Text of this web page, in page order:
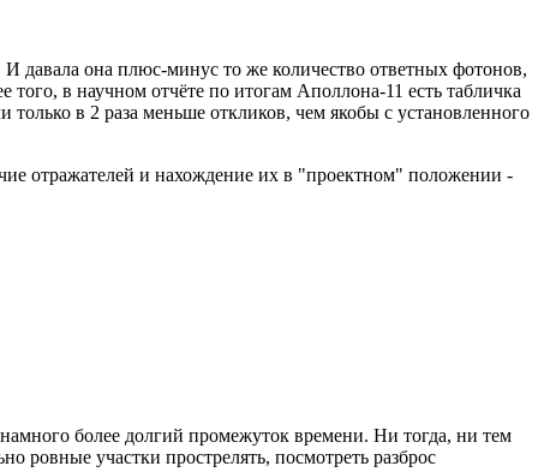
давала она плюс-минус то же количество ответных фотонов,
в научном отчёте по итогам Аполлона-11 есть табличка
в 2 раза меньше откликов, чем якобы с установленного
отражателей и нахождение их в "проектном" положении -
более долгий промежуток времени. Ни тогда, ни тем
ровные участки прострелять, посмотреть разброс